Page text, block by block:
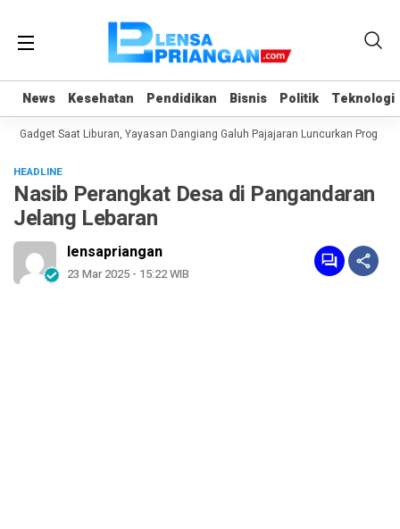
News Kesehatan Pendidikan Bisnis Politik Teknologi
News Kesehatan Pendidikan Bisnis Politik Teknologi
Gadget Saat Liburan, Yayasan Dangiang Galuh Pajajaran Luncurkan Program
HEADLINE
Nasib Perangkat Desa di Pangandaran
Jelang Lebaran
lensapriangan
23 Mar 2025 - 15:22 WIB